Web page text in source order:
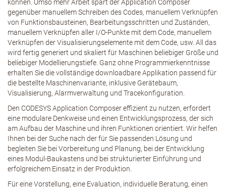
können. Umso mehr Arbeit spart der Application Composer
gegenüber manuellem Schreiben des Codes, manuellem Verknüpfen
von Funktionsbausteinen, Bearbeitungsschritten und Zuständen,
manuellem Verknüpfen aller I/O-Punkte mit dem Code, manuellem
Verknüpfen der Visualisierungselemente mit dem Code, usw. All das
wird fertig generiert und skaliert für Maschinen beliebiger Größe und
beliebiger Modellierungstiefe. Ganz ohne Programmierkenntnisse
erhalten Sie die vollständige downloadbare Applikation passend für
die bestellte Maschinenvariante, inklusive Gerätebaum,
Visualisierung, Alarmverwaltung und Tracekonfiguration.
Den CODESYS Application Composer effizient zu nutzen, erfordert
eine modulare Denkweise und einen Entwicklungsprozess, der sich
am Aufbau der Maschine und ihren Funktionen orientiert. Wir helfen
Ihnen bei der Suche nach der für Sie passenden Lösung und
begleiten Sie bei Vorbereitung und Planung, bei der Entwicklung
eines Modul-Baukastens und bei strukturierter Einführung und
erfolgreichem Einsatz in der Produktion.
Für eine Vorstellung, eine Evaluation, individuelle Beratung, einen